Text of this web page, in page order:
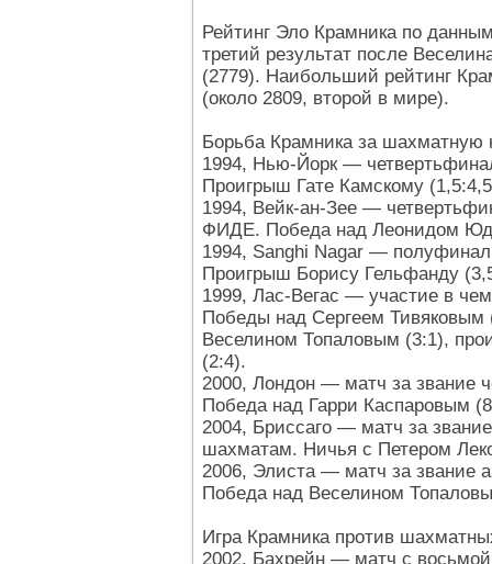
Рейтинг Эло Крамника по
третий результат после
(2779). Наибольший рейтинг
(около 2809, второй в мире).
Борьба Крамника за шахматную
1994, Нью-Йорк —
Проигрыш Гате Камскому
1994, Вейк-ан-Зее —
ФИДЕ. Победа над Леонидом
1994, Sanghi Nagar —
Проигрыш Борису Гельфанду
1999, Лас-Вегас — участие в
Победы над Сергеем
Веселином Топаловым (3:1),
(2:4).
2000, Лондон — матч за звание
Победа над Гарри Каспаровым
2004, Бриссаго — матч за
шахматам. Ничья с Петером
2006, Элиста — матч за звание
Победа над Веселином
Игра Крамника против
2002, Бахрейн — матч с